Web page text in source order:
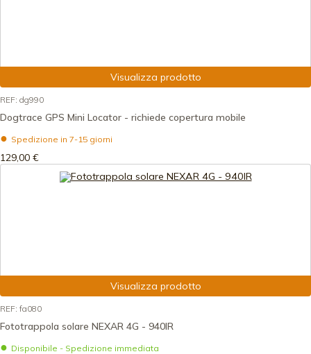
Visualizza prodotto
REF: dg990
Dogtrace GPS Mini Locator - richiede copertura mobile
Spedizione in 7-15 giorni
129,00 €
Visualizza prodotto
REF: fa080
Fototrappola solare NEXAR 4G - 940IR
Disponibile - Spedizione immediata